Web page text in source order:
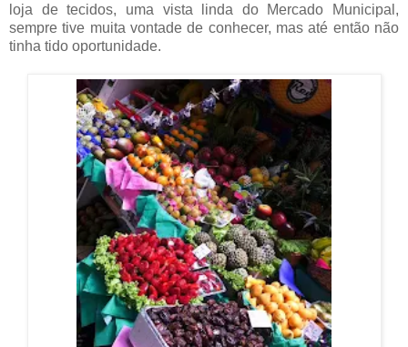
loja de tecidos, uma vista linda do Mercado Municipal,
sempre tive muita vontade de conhecer, mas até então não
tinha tido oportunidade.